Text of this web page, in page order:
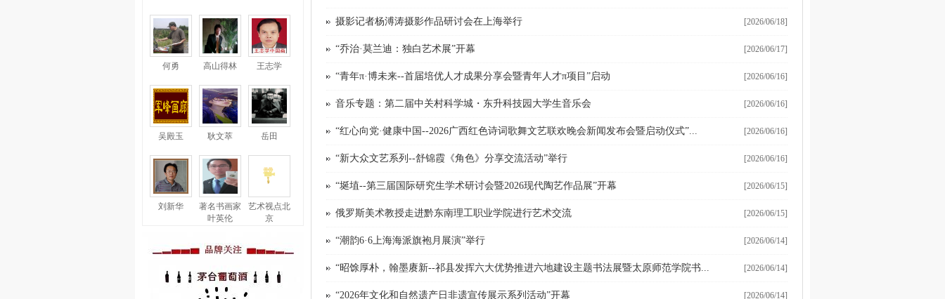
何勇 高山得林 王志学
吴殿玉 耿文萃 岳田
刘新华
著名书画家
叶英伦
艺术视点北
京
摄影记者杨溥涛摄影作品研讨会在上海举行 [2026/06/18]
“乔治·莫兰迪：独白艺术展”开幕 [2026/06/17]
“青年π·博未来--首届培优人才成果分享会暨青年人才π项目”启动 [2026/06/16]
音乐专题：第二届中关村科学城・东升科技园大学生音乐会 [2026/06/16]
“红心向党·健康中国--2026广西红色诗词歌舞文艺联欢晚会新闻发布会暨启动仪式”... [2026/06/16]
“新大众文艺系列--舒锦霞《角色》分享交流活动”举行 [2026/06/16]
“埏埴--第三届国际研究生学术研讨会暨2026现代陶艺作品展”开幕 [2026/06/15]
俄罗斯美术教授走进黔东南理工职业学院进行艺术交流 [2026/06/15]
“潮韵6·6上海海派旗袍月展演”举行 [2026/06/14]
“昭馀厚朴，翰墨赓新--祁县发挥六大优势推进六地建设主题书法展暨太原师范学院书... [2026/06/14]
“2026年文化和自然遗产日非遗宣传展示系列活动”开幕 [2026/06/14]